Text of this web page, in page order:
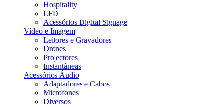
Hospitality
LFD
Acessórios Digital Signage
Vídeo e Imagem
Leitores e Gravadores
Drones
Projectores
Instantâneas
Acessórios Áudio
Adaptadores e Cabos
Microfones
Diversos